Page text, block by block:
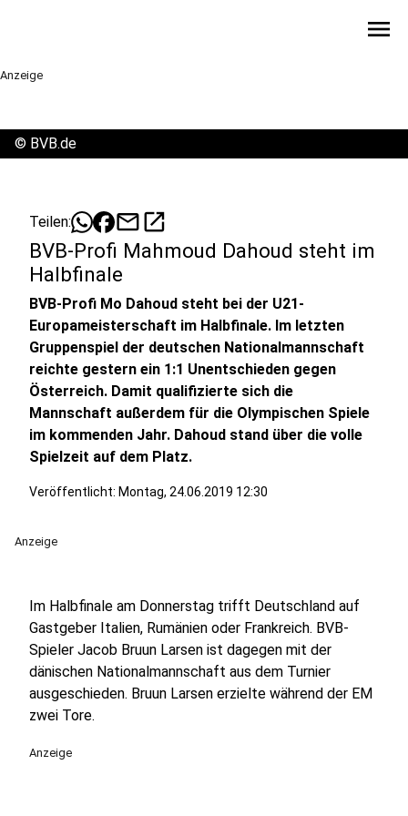
menu
Anzeige
© BVB.de
Teilen: mailopen_in_new
BVB-Profi Mahmoud Dahoud steht im
Halbfinale
BVB-Profi Mo Dahoud steht bei der U21-
Europameisterschaft im Halbfinale. Im letzten
Gruppenspiel der deutschen Nationalmannschaft
reichte gestern ein 1:1 Unentschieden gegen
Österreich. Damit qualifizierte sich die
Mannschaft außerdem für die Olympischen Spiele
im kommenden Jahr. Dahoud stand über die volle
Spielzeit auf dem Platz.
Veröffentlicht: Montag, 24.06.2019 12:30
Anzeige
Im Halbfinale am Donnerstag trifft Deutschland auf
Gastgeber Italien, Rumänien oder Frankreich. BVB-
Spieler Jacob Bruun Larsen ist dagegen mit der
dänischen Nationalmannschaft aus dem Turnier
ausgeschieden. Bruun Larsen erzielte während der EM
zwei Tore.
Anzeige